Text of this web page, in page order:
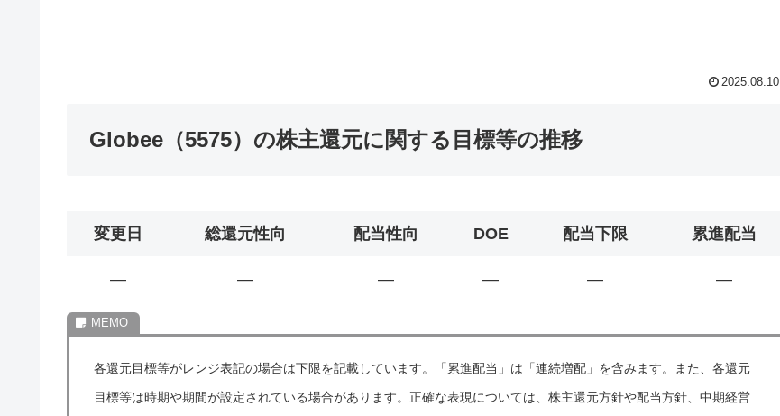
2025.08.10
Globee（5575）の株主還元に関する目標等の推移
変更日 総還元性向 配当性向 DOE 配当下限 累進配当
― ― ― ― ― ―
各還元目標等がレンジ表記の場合は下限を記載しています。「累進配当」は「連続増配」を含みます。また、各還元
目標等は時期や期間が設定されている場合があります。正確な表現については、株主還元方針や配当方針、中期経営